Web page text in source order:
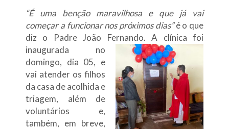
“É uma benção maravilhosa e que já vai
começar a funcionar nos próximos dias”é o que
diz o Padre João Fernando. A clínica foi
inaugurada no
domingo, dia 05, e
vai atender os filhos
da casa de acolhida e
triagem, além de
voluntários e,
também, em breve,